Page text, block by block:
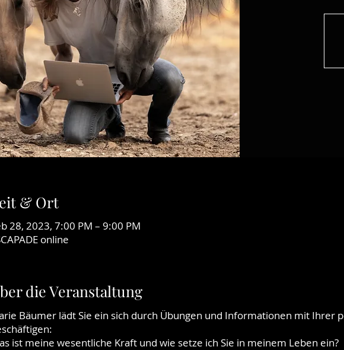
& Ort
28, 2023, 7:00 PM – 9:00 PM
online
die Veranstaltung
Bäumer lädt Sie ein sich durch Übungen und Informationen mit Ihrer
ist meine wesentliche Kraft und wie setze ich Sie in meinem Leben ein?